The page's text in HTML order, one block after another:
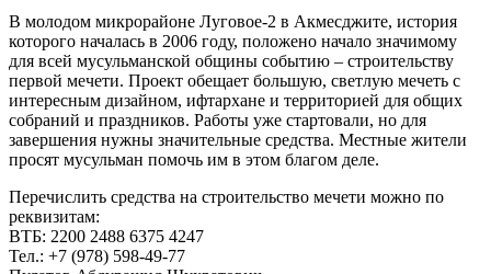
В молодом микрорайоне Луговое-2 в Акмесджите, история
которого началась в 2006 году, положено начало значимому
для всей мусульманской общины событию – строительству
первой мечети. Проект обещает большую, светлую мечеть с
интересным дизайном, ифтархане и территорией для общих
собраний и праздников. Работы уже стартовали, но для
завершения нужны значительные средства. Местные жители
просят мусульман помочь им в этом благом деле.
Перечислить средства на строительство мечети можно по
реквизитам:
ВТБ: 2200 2488 6375 4247
Тел.: +7 (978) 598-49-77